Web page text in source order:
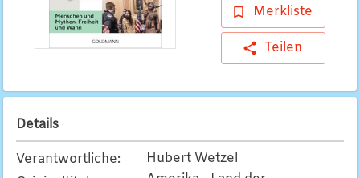
Merkliste
Teilen
Details
Verantwortliche:
Hubert Wetzel